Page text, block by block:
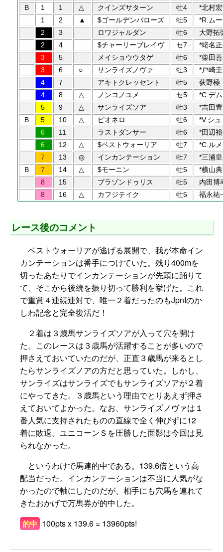
B 1 1 △ クインズサターン 牡4
*北村
1
2 ▲ $ゴールデンバローズ 牡5
*R.ム
2
3 ロワジャルダン 牡6
大野拓
2
4 $チャーリーブレイヴ セ7
*蛯名
3
5 メイショウウタゲ 牡6
*柴田
3
6 ○ サンライズノヴァ 牡3
*戸崎
4
7 アキトクレッセント 牡5
荻野極
4
8 △ ノンコノユメ セ5
*C.デ
5
9 △ サンライズソア 牡3
*吉田豊
B
5 10 △ ピオネロ 牡6
*V.シュ
6
11 ラストダンサー 牡6
*田辺
6
12 △ $ベストウォーリア 牡7
*C.ル
7
13 ◎ インカンテーション 牡7
*三浦
B
7 14 △ $モーニン 牡5
*横山
8
15 ブラゾンドゥリス 牡5
内田博
8
16 △ カフジテイク 牡5 福永祐
レース後のコメント
ベストウォーリアが逃げる展開で、我が本命イン
カンテーションは番手につけていた。残り400mを
切ったあたりでインカンテーションが先頭に踊りて
て、そこから後続を振り切って勝利を挙げた。これ
で重賞４連続連対で、唯一２着だったのもJpnIのか
しわ記念と完全復活だ！
２着は３歳馬サンライズソアが入って穴を開け
た。このレースは３歳馬が活躍することが多いので
押さえておいていたのだが、正直３歳馬が来るとし
たらサンライズノアの方だと思っていた。しかし、
サンライズはサンライズでもサンライズソアが２着
にやってきた。３歳馬という理由でとりあえず押さ
えておいてよかった。なお、サンライズノヴァは１
番人気に支持されたものの直線で全く伸びずに12
着に敗退。ユニコーンＳを圧勝した面影は今回は見
られなかった。
というわけで馬連的中である。139.6倍という高
配当だった。インカンテーションは不当に人気がな
かったので軸にしたのだが、相手にも穴馬を連れて
きたおかげで万馬券が的中した。
的中 100pts x 139.6 = 13960pts!